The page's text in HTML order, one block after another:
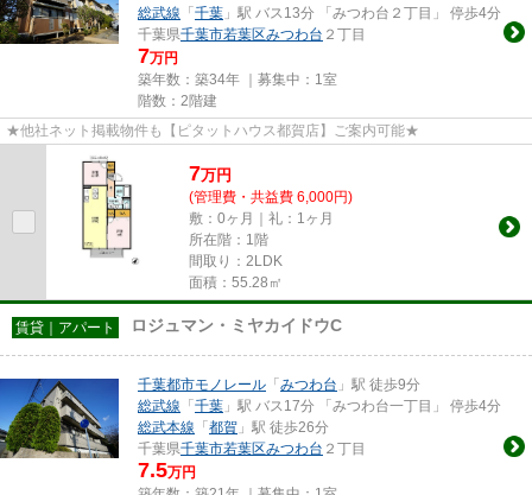
総武線 「 千葉 」駅 バス13分 「みつわ台２丁目」 停歩4分
千葉県千葉市若葉区みつわ台 ２丁目
7万円
築年数：築34年 ｜募集中： 1室
階数：2階建
★他社ネット掲載物件も【ピタットハウス都賀店】ご案内可能★
7万円
(管理費・共益費 6,000円)
敷：0ヶ月｜礼：1ヶ月
所在階：1階
間取り：2LDK
面積：55.28㎡
賃貸｜アパート ロジュマン・ミヤカイドウC
千葉都市モノレール 「 みつわ台 」駅 徒歩9分
総武線 「 千葉 」駅 バス17分 「みつわ台一丁目」 停歩4分
総武本線 「 都賀 」駅 徒歩26分
千葉県千葉市若葉区みつわ台 ２丁目
7.5万円